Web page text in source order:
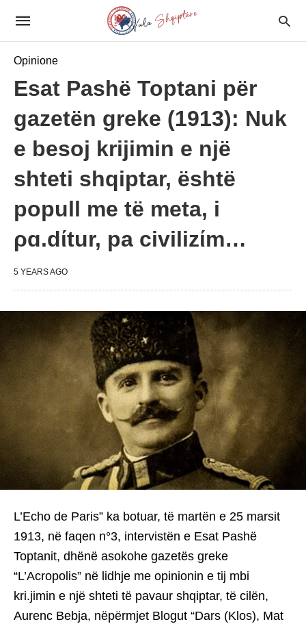
Opinione
Esat Pashë Toptani për
gazetën greke (1913): Nuk
e besoj krijimin e një
shteti shqiptar, është
popull me të meta, i
ρɑ.dίtur, pa civilizίm…
5 YEARS AGO
L’Echo de Paris” ka botuar, të martën e 25 marsit
1913, në faqen n°3, intervistën e Esat Pashë
Toptanit, dhënë asokohe gazetës greke
“L’Acropolis” në lidhje me opinionin e tij mbi
kri.jimin e një shteti të pavaur shqiptar, të cilën,
Aurenc Bebja, nëpërmjet Blogut “Dars (Klos), Mat